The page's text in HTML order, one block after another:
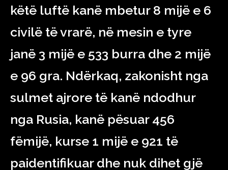
këtë luftë kanë mbetur 8 mijë e 6
civilë të vrarë, në mesin e tyre
janë 3 mijë e 533 burra dhe 2 mijë
e 96 gra. Ndërkaq, zakonisht nga
sulmet ajrore të kanë ndodhur
nga Rusia, kanë pësuar 456
fëmijë, kurse 1 mijë e 921 të
paidentifikuar dhe nuk dihet gjë